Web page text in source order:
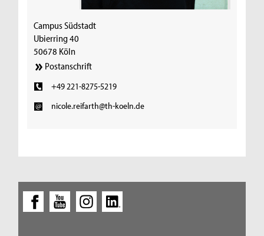
Campus Südstadt
Ubierring 40
50678 Köln
Postanschrift
+49 221-8275-5219
nicole.reifarth@th-koeln.de